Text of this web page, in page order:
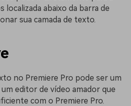
localizada abaixo da barra de
sua camada de texto.
no Premiere Pro pode ser um
editor de vídeo amador que
com o Premiere Pro.